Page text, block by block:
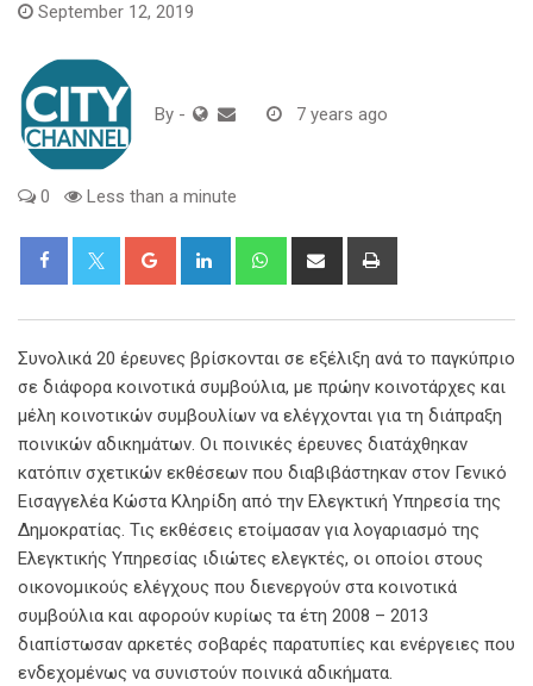
September 12, 2019
By - 7 years ago
0 Less than a minute
Google+ LinkedIn WhatsappShare
Συνολικά 20 έρευνες βρίσκονται σε εξέλιξη ανά το παγκύπριο
σε διάφορα κοινοτικά συμβούλια, με πρώην κοινοτάρχες και
μέλη κοινοτικών συμβουλίων να ελέγχονται για τη διάπραξη
ποινικών αδικημάτων. Οι ποινικές έρευνες διατάχθηκαν
κατόπιν σχετικών εκθέσεων που διαβιβάστηκαν στον Γενικό
Εισαγγελέα Κώστα Κληρίδη από την Ελεγκτική Υπηρεσία της
Δημοκρατίας. Τις εκθέσεις ετοίμασαν για λογαριασμό της
Ελεγκτικής Υπηρεσίας ιδιώτες ελεγκτές, οι οποίοι στους
οικονομικούς ελέγχους που διενεργούν στα κοινοτικά
συμβούλια και αφορούν κυρίως τα έτη 2008 – 2013
διαπίστωσαν αρκετές σοβαρές παρατυπίες και ενέργειες που
ενδεχομένως να συνιστούν ποινικά αδικήματα.